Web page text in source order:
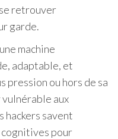
retrouver
garde.
machine
adaptable, et
pression ou hors de sa
aux
hackers savent
pour